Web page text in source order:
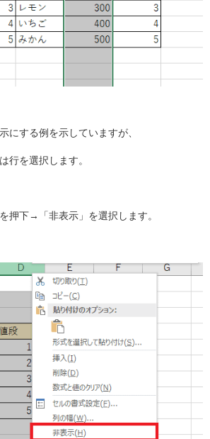
にする例を示していますが、
行を選択します。
押下→「非表示」を選択します。